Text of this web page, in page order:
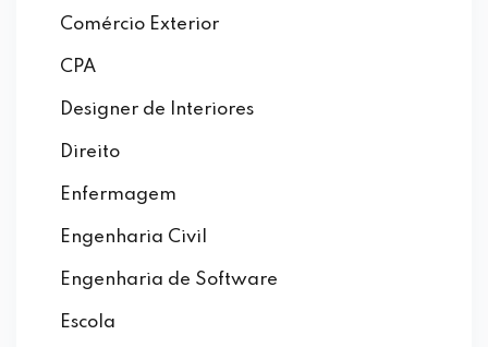
Comércio Exterior
CPA
Designer de Interiores
Direito
Enfermagem
Engenharia Civil
Engenharia de Software
Escola